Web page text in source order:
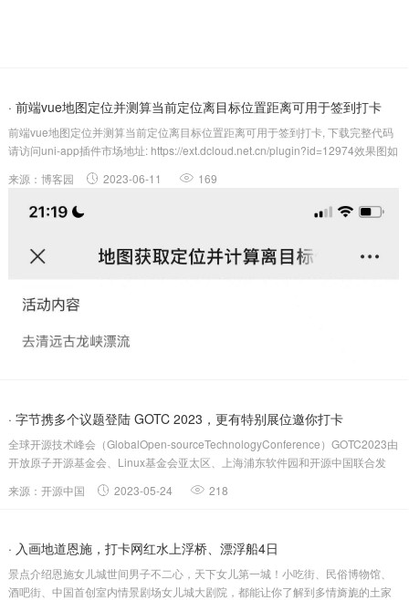
· 前端vue地图定位并测算当前定位离目标位置距离可用于签到打卡
前端vue地图定位并测算当前定位离目标位置距离可用于签到打卡, 下载完整代码
请访问uni-app插件市场地址: https://ext.dcloud.net.cn/plugin?id=12974效果图如
来源：博客园 2023-06-11 169
· 字节携多个议题登陆 GOTC 2023，更有特别展位邀你打卡
全球开源技术峰会（GlobalOpen-sourceTechnologyConference）GOTC2023由
开放原子开源基金会、Linux基金会亚太区、上海浦东软件园和开源中国联合发
盛大开源技术盛宴，堪称2...
来源：开源中国 2023-05-24 218
· 入画地道恩施，打卡网红水上浮桥、漂浮船4日
景点介绍恩施女儿城世间男子不二心，天下女儿第一城！小吃街、民俗博物馆、
酒吧街、中国首创室内情景剧场女儿城大剧院，都能让你了解到多情旖旎的土家